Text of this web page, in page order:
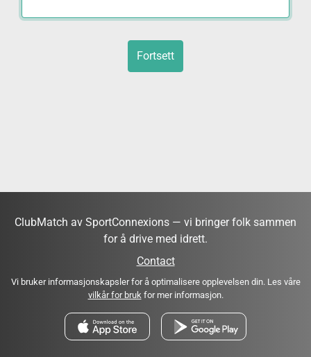
Fortsett
ClubMatch av SportConnexions — vi bringer folk sammen
for å drive med idrett.
Contact
Vi bruker informasjonskapsler for å optimalisere opplevelsen din. Les våre
vilkår for brukfor mer informasjon.